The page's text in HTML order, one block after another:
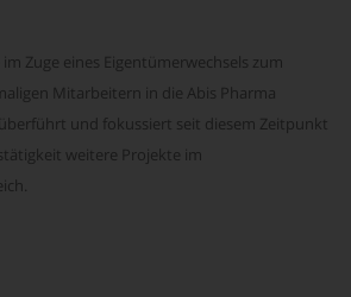
Zuge eines Eigentümerwechsels zum
Mitarbeitern in die Abis Pharma
und fokussiert seit diesem Zeitpunkt
weitere Projekte im